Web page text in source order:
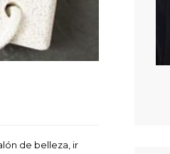
de belleza, ir